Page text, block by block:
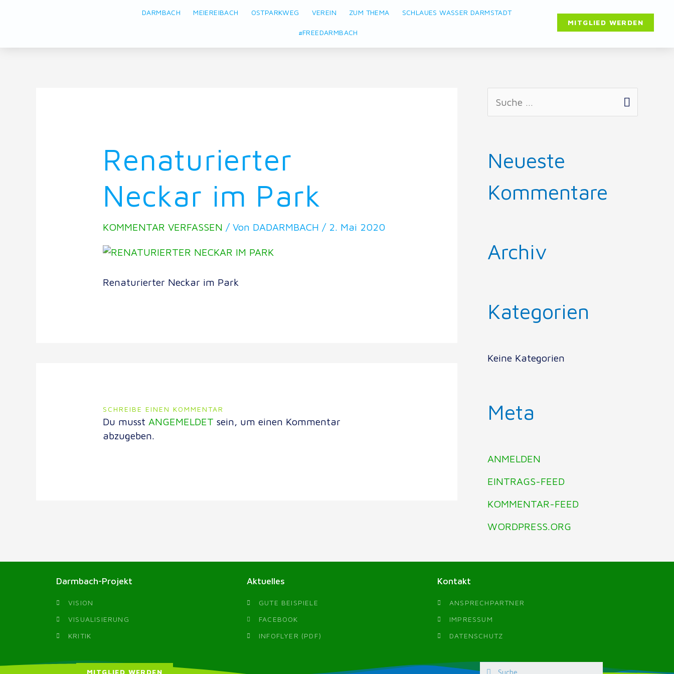
DARMBACH MEIEREIBACH OSTPARKWEG VEREIN ZUM THEMA SCHLAUES WASSER DARMSTADT
#FREEDARMBACH
MITGLIED WERDEN
Renaturierter
Neckar im Park
KOMMENTAR VERFASSEN / Von DADARMBACH / 2. Mai 2020
Renaturierter Neckar im Park
SCHREIBE EINEN KOMMENTAR
Du musst ANGEMELDET sein, um einen Kommentar
abzugeben.
Neueste
Kommentare
Archiv
Kategorien
Keine Kategorien
Meta
ANMELDEN
EINTRAGS-FEED
KOMMENTAR-FEED
WORDPRESS.ORG
Darmbach-Projekt
VISION
VISUALISIERUNG
KRITIK
Aktuelles
GUTE BEISPIELE
FACEBOOK
INFOFLYER (PDF)
Kontakt
ANSPRECHPARTNER
IMPRESSUM
DATENSCHUTZ
MITGLIED WERDEN